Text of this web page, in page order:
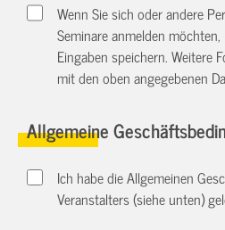
Wenn Sie sich oder andere
Seminare anmelden
Eingaben speichern. Weitere
mit den oben angegebenen
Allgemeine
Ich habe die Allgemeinen
Veranstalters (siehe unten)